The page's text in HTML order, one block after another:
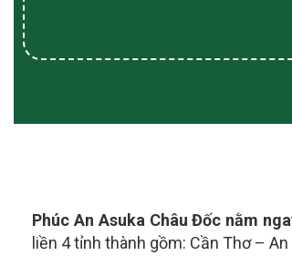
Phúc An Asuka Châu Đốc nằm
liền 4 tỉnh thành gồm: Cần Thơ –